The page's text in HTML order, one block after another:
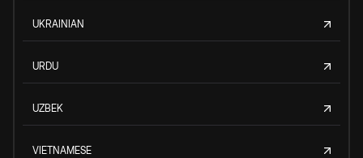
UKRAINIAN
URDU
UZBEK
VIETNAMESE